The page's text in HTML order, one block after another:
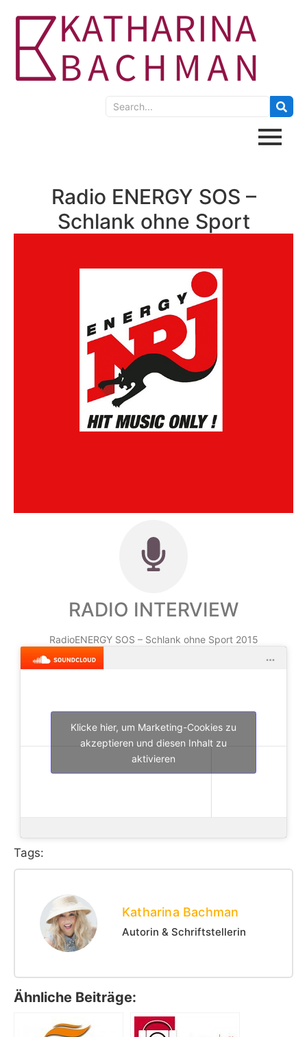
Radio ENERGY SOS –
Schlank ohne Sport
RADIO INTERVIEW
RadioENERGY SOS – Schlank ohne Sport 2015
Klicke hier, um Marketing-Cookies zu
akzeptieren und diesen Inhalt zu
aktivieren
Tags:
Katharina Bachman
Autorin & Schriftstellerin
Ähnliche Beiträge: